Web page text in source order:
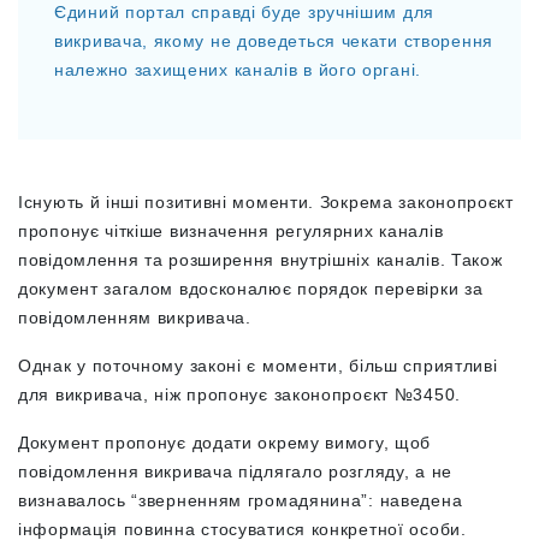
Єдиний портал справді буде зручнішим для
викривача, якому не доведеться чекати створення
належно захищених каналів в його органі.
Існують й інші позитивні моменти. Зокрема законопроєкт
пропонує чіткіше визначення регулярних каналів
повідомлення та розширення внутрішніх каналів. Також
документ загалом вдосконалює порядок перевірки за
повідомленням викривача.
Однак у поточному законі є моменти, більш сприятливі
для викривача, ніж пропонує законопроєкт №3450.
Документ пропонує додати окрему вимогу, щоб
повідомлення викривача підлягало розгляду, а не
визнавалось “зверненням громадянина”: наведена
інформація повинна стосуватися конкретної особи.